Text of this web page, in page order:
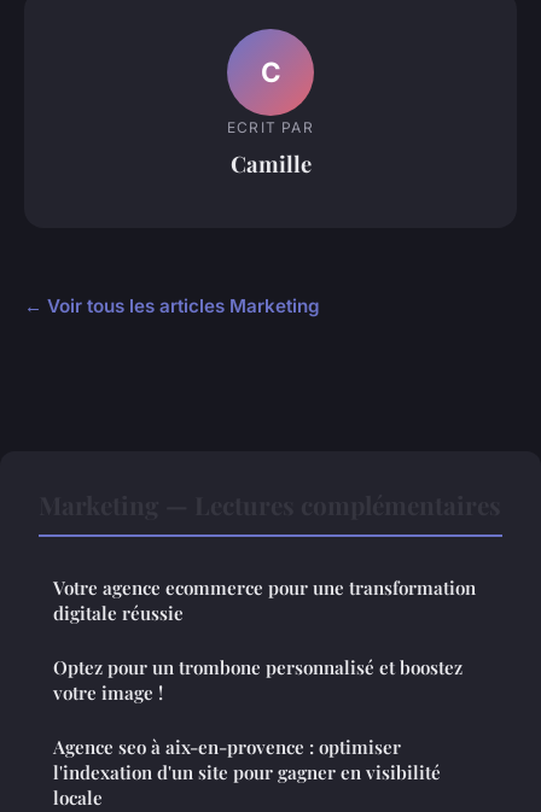
C
ECRIT PAR
Camille
← Voir tous les articles Marketing
Votre agence ecommerce pour une transformation
digitale réussie
Optez pour un trombone personnalisé et boostez
votre image !
Agence seo à aix-en-provence : optimiser
l'indexation d'un site pour gagner en visibilité
locale